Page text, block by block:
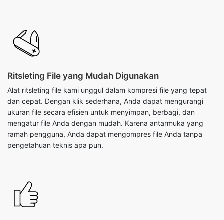
Ritsleting File yang Mudah Digunakan
Alat ritsleting file kami unggul dalam kompresi file yang tepat
dan cepat. Dengan klik sederhana, Anda dapat mengurangi
mengatur file Anda dengan mudah. Karena antarmuka yang
ramah pengguna, Anda dapat mengompres file Anda tanpa
pengetahuan teknis apa pun.
Konversi Cepat ke Format Zip
Konversi cepat ke file zip tidak hanya menghemat waktu
berharga Anda tetapi juga merampingkan prosesnya. Baik